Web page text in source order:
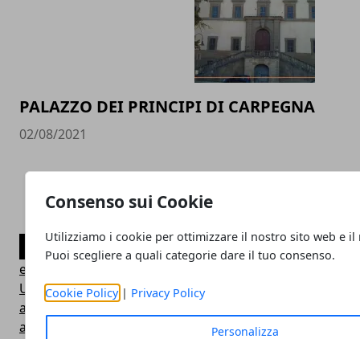
Consenso sui Cookie
Utilizziamo i cookie per ottimizzare il nostro sito web e il
Puoi scegliere a quali categorie dare il tuo consenso.
Cookie Policy| Privacy Policy
Personalizza
PALAZZO DEI PRINCIPI DI CARPEGNA
02/08/2021
CATEGORIE
edilizia
Uncategorized
agenzia immobiliare
arredamento